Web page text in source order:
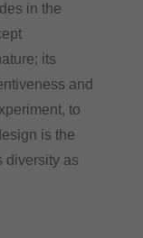
in the
its
and
to
is the
diversity as